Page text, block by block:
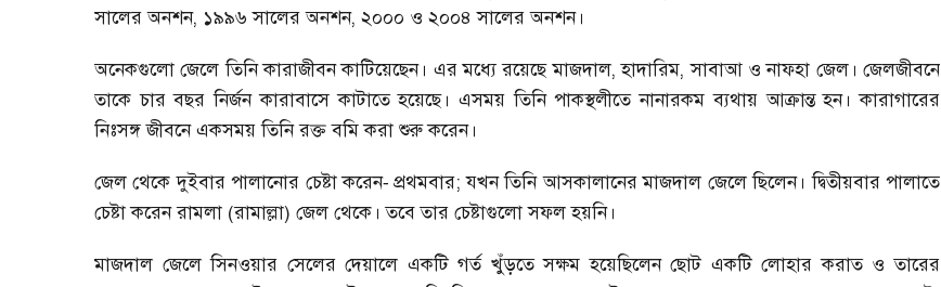
সালের অনশন, ১৯৯৬ সালের অনশন, ২০০০ ও ২০০৪ সালের অনশন।
অনেকগুলো জেলে তিনি কারাজীবন কাটিয়েছেন। এর মধ্যে রয়েছে মাজদাল,হাদারিম,সাবাআ ও নাফহা জেল। জেলজীবনে
তাকে চার বছর নির্জন কারাবাসে কাটাতে হয়েছে। এসময় তিনি পাকস্থলীতে নানারকম ব্যথায় আক্রান্ত হন। কারাগারের
নিঃসঙ্গ জীবনে একসময় তিনি রক্ত বমি করা শুরু করেন।
জেল থেকে দুইবার পালানোর চেষ্টা করেন- প্রথমবার;যখন তিনি আসকালানের মাজদাল জেলে ছিলেন। দ্বিতীয়বার পালাতে
চেষ্টা করেন রামলা (রামাল্লা) জেল থেকে। তবে তার চেষ্টাগুলো সফল হয়নি।
মাজদাল জেলে সিনওয়ার সেলের দেয়ালে একটি গর্ত খুঁড়তে সক্ষম হয়েছিলেন ছোট একটি লোহার করাত ও তারের